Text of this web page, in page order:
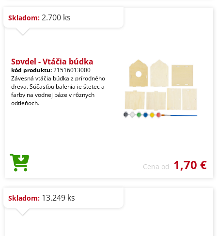
Skladom: 2.700 ks
Spydel - Vtáčia búdka
kód produktu:21516013000
Závesná vtáčia búdka z prírodného
dreva. Súčasťou balenia je štetec a
farby na vodnej báze v rôznych
odtieňoch.
Cena od 1,70 €
Skladom: 13.249 ks